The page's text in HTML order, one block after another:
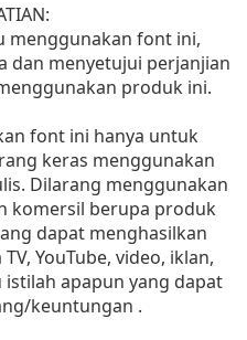
menggunakan font ini,
dan menyetujui perjanjian
produk ini.
font ini hanya untuk
keras menggunakan
Dilarang menggunakan
komersil berupa produk
dapat menghasilkan
YouTube, video, iklan,
apapun yang dapat
keuntungan .